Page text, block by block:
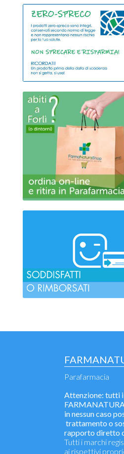
Parafarmacia
Attenzione: tutti
in nessun caso
trattamento o
rapporto diretto
Tutti i marchi
ai rispettivi